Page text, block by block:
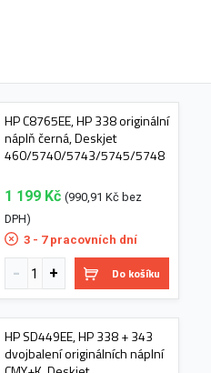
HP C8765EE, HP 338 originální
náplň černá, Deskjet
460/5740/5743/5745/5748
1 199 Kč (990,91 Kč bez
DPH)
3 - 7 pracovních dní
Do košíku
HP SD449EE, HP 338 + 343
dvojbalení originálních náplní